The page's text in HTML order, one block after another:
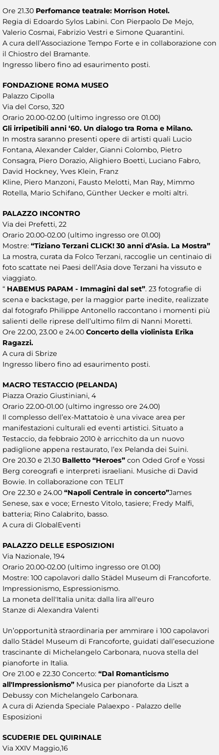
Ore 21.30 Perfomance teatrale: Morrison Hotel.
Regia di Edoardo Sylos Labini. Con Pierpaolo De Mejo,
Valerio Cosmai, Fabrizio Vestri e Simone Quarantini.
A cura dell’Associazione Tempo Forte e in collaborazione con
il Chiostro del Bramante.
Ingresso libero fino ad esaurimento posti.
FONDAZIONE ROMA MUSEO
Palazzo Cipolla
Via del Corso, 320
Orario 20.00-02.00 (ultimo ingresso ore 01.00)
Gli irripetibili anni ‘60. Un dialogo tra Roma e Milano.
In mostra saranno presenti opere di artisti quali Lucio
Fontana, Alexander Calder, Gianni Colombo, Pietro
Consagra, Piero Dorazio, Alighiero Boetti, Luciano Fabro,
David Hockney, Yves Klein, Franz
Kline, Piero Manzoni, Fausto Melotti, Man Ray, Mimmo
Rotella, Mario Schifano, Günther Uecker e molti altri.
PALAZZO INCONTRO
Via dei Prefetti, 22
Orario 20.00-02.00 (ultimo ingresso ore 01.00)
Mostre: “Tiziano Terzani CLICK! 30 anni d’Asia. La Mostra”
La mostra, curata da Folco Terzani, raccoglie un centinaio di
foto scattate nei Paesi dell’Asia dove Terzani ha vissuto e
viaggiato.
“ HABEMUS PAPAM - Immagini dal set”. 23 fotografie di
scena e backstage, per la maggior parte inedite, realizzate
dal fotografo Philippe Antonello raccontano i momenti più
salienti delle riprese dell’ultimo film di Nanni Moretti.
Ore 22.00, 23.00 e 24.00 Concerto della violinista Erika
Ragazzi.
A cura di Sbrize
Ingresso libero fino ad esaurimento posti.
MACRO TESTACCIO (PELANDA)
Piazza Orazio Giustiniani, 4
Orario 22.00-01.00 (ultimo ingresso ore 24.00)
Il complesso dell’ex-Mattatoio è una vivace area per
manifestazioni culturali ed eventi artistici. Situato a
Testaccio, da febbraio 2010 è arricchito da un nuovo
padiglione appena restaurato, l’ex Pelanda dei Suini.
Ore 20.30 e 21.30 Balletto “Heroes” con Oded Grof e Yossi
Berg coreografi e interpreti israeliani. Musiche di David
Bowie. In collaborazione con TELIT
Ore 22.30 e 24.00 “Napoli Centrale in concerto”James
Senese, sax e voce; Ernesto Vitolo, tasiere; Fredy Malfi,
batteria; Rino Calabrito, basso.
A cura di GlobalEventi
PALAZZO DELLE ESPOSIZIONI
Via Nazionale, 194
Orario 20.00-02.00 (ultimo ingresso ore 01.00)
Mostre: 100 capolavori dallo Städel Museum di Francoforte.
Impressionismo, Espressionismo.
La moneta dell'Italia unita: dalla lira all'euro
Stanze di Alexandra Valenti
Un’opportunità straordinaria per ammirare i 100 capolavori
dallo Städel Museum di Francoforte, guidati dall’esecuzione
trascinante di Michelangelo Carbonara, nuova stella del
pianoforte in Italia.
Ore 21.00 e 22.30 Concerto: “Dal Romanticismo
all'Impressionismo” Musica per pianoforte da Liszt a
Debussy con Michelangelo Carbonara.
A cura di Azienda Speciale Palaexpo - Palazzo delle
Esposizioni
SCUDERIE DEL QUIRINALE
Via XXIV Maggio,16